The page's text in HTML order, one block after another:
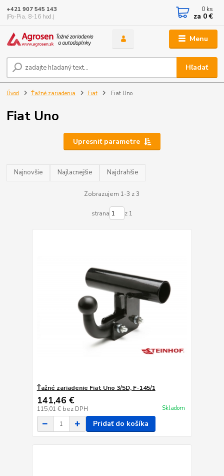
Menu
Hľadať
+421 907 545 143
(Po-Pia, 8-16 hod.)
0 ks
za 0 €
Úvod Ťažné zariadenia Fiat Fiat Uno
Fiat Uno
Upresniť parametre
Najnovšie Najlacnejšie Najdrahšie
Zobrazujem 1-3 z 3
strana z 1
Ťažné zariadenie Fiat Uno 3/5D, F-145/1
141,46 €
115,01 € bez DPH Skladom
Pridať do košíka